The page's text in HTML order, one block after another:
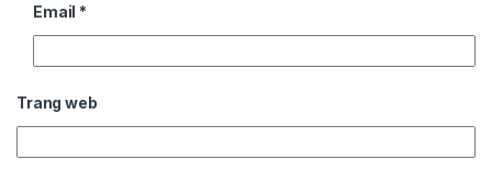
Email *
Trang web